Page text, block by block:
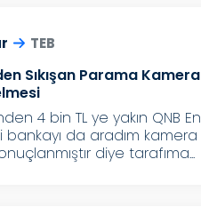
TEB
Sıkışan Parama
4 bin TL ye yakın
iki bankayı da aradım
diye tarafıma...